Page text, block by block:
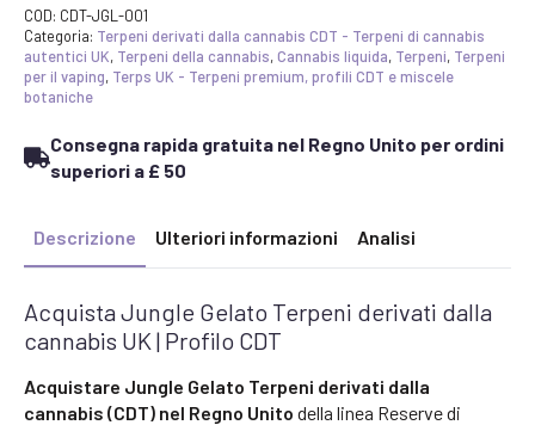
COD: CDT-JGL-001
Categoria: Terpeni derivati dalla cannabis CDT - Terpeni di cannabis
autentici UK, Terpeni della cannabis,Cannabis liquida, Terpeni, Terpeni
per il vaping, Terps UK - Terpeni premium, profili CDT e miscele
botaniche
Consegna rapida gratuita nel Regno Unito per ordini
superiori a £ 50
Descrizione Ulteriori informazioni Analisi
Acquista Jungle Gelato Terpeni derivati dalla
cannabis UK | Profilo CDT
Acquistare Jungle Gelato Terpeni derivati dalla
cannabis (CDT) nel Regno Unito della linea Reserve di